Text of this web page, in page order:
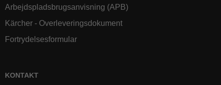
Arbejdspladsbrugsanvisning (APB)
Kärcher - Overleveringsdokument
Fortrydelsesformular
KONTAKT